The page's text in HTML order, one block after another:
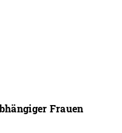
Frauen